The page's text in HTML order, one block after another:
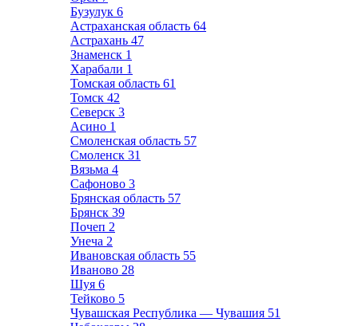
Бузулук 6
Астраханская область 64
Астрахань 47
Знаменск 1
Харабали 1
Томская область 61
Томск 42
Северск 3
Асино 1
Смоленская область 57
Смоленск 31
Вязьма 4
Сафоново 3
Брянская область 57
Брянск 39
Почеп 2
Унеча 2
Ивановская область 55
Иваново 28
Шуя 6
Тейково 5
Чувашская Республика — Чувашия 51